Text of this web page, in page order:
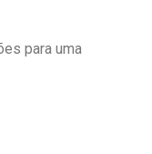
para uma